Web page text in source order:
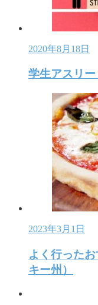
2020年8月18日
学生アスリ
2023年3月1日
よく行った
キー州）